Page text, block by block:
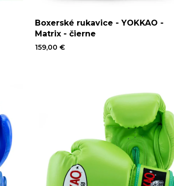
Boxerské rukavice - YOKKAO -
Matrix - čierne
159,00 €